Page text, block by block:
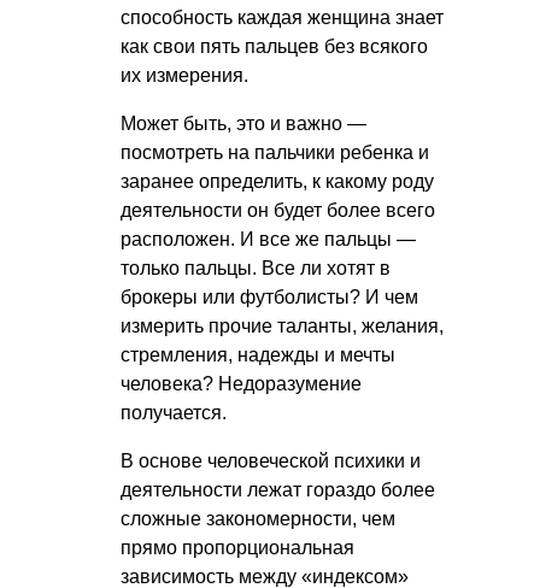
способность каждая женщина знает
как свои пять пальцев без всякого
их измерения.
Может быть, это и важно —
посмотреть на пальчики ребенка и
заранее определить, к какому роду
деятельности он будет более всего
расположен. И все же пальцы —
только пальцы. Все ли хотят в
брокеры или футболисты? И чем
измерить прочие таланты, желания,
стремления, надежды и мечты
человека? Недоразумение
получается.
В основе человеческой психики и
деятельности лежат гораздо более
сложные закономерности, чем
прямо пропорциональная
зависимость между «индексом»